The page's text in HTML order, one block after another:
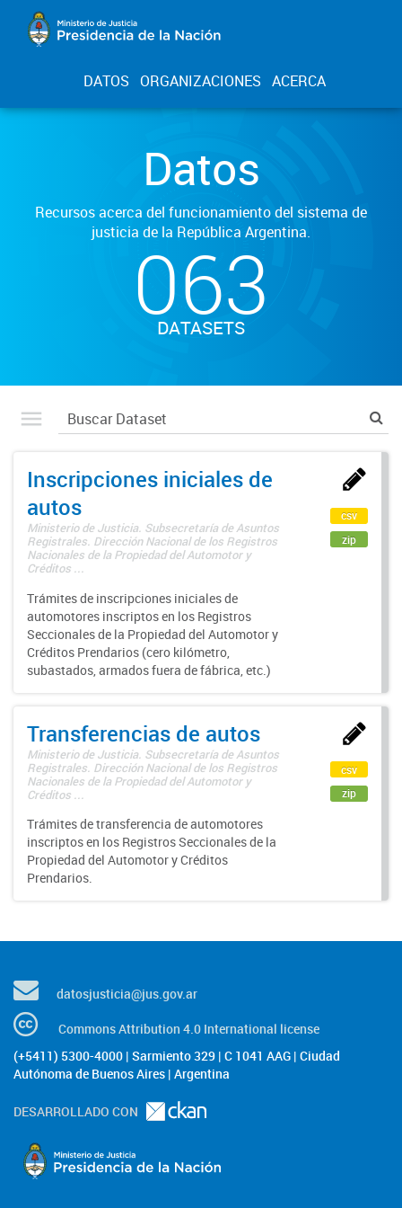
DATOS ORGANIZACIONES ACERCA
Datos
Recursos acerca del funcionamiento del sistema de
justicia de la República Argentina.
063
DATASETS
Inscripciones iniciales de
autos
Ministerio de Justicia. Subsecretaría de Asuntos
Registrales. Dirección Nacional de los Registros
Nacionales de la Propiedad del Automotor y
Créditos ...
Trámites de inscripciones iniciales de
automotores inscriptos en los Registros
Seccionales de la Propiedad del Automotor y
Créditos Prendarios (cero kilómetro,
subastados, armados fuera de fábrica, etc.)
csv
zip
Transferencias de autos
Ministerio de Justicia. Subsecretaría de Asuntos
Registrales. Dirección Nacional de los Registros
Nacionales de la Propiedad del Automotor y
Créditos ...
Trámites de transferencia de automotores
inscriptos en los Registros Seccionales de la
Propiedad del Automotor y Créditos
Prendarios.
csv
zip
datosjusticia@jus.gov.ar
Commons Attribution 4.0 International license
(+5411) 5300-4000 | Sarmiento 329 | C 1041 AAG | Ciudad
Autónoma de Buenos Aires | Argentina
DESARROLLADO CON